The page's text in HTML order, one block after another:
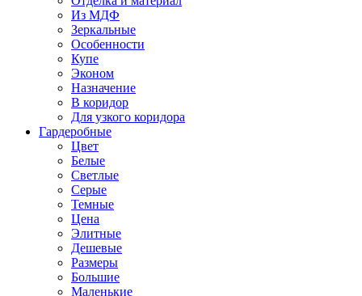
Из МДФ
Зеркальные
Особенности
Купе
Эконом
Назначение
В коридор
Для узкого коридора
Гардеробные
Цвет
Белые
Светлые
Серые
Темные
Цена
Элитные
Дешевые
Размеры
Большие
Маленькие